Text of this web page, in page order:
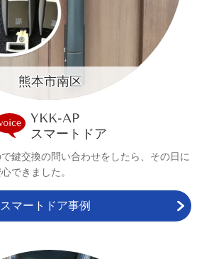
熊本市南区
YKK-AP
スマートドア
鍵交換の問い合わせをしたら、その日に
できました。
スマートドア事例